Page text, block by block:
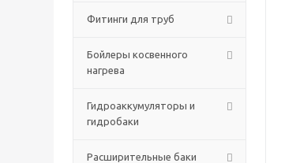
Фитинги для труб
Бойлеры косвенного
нагрева
Гидроаккумуляторы и
гидробаки
Расширительные баки